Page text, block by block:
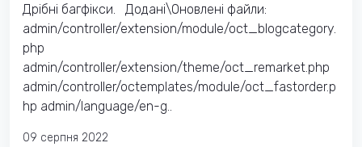
Дрібні багфікси. Додані\Оновлені файли:
admin/controller/extension/module/oct_blogcategory.
php
admin/controller/extension/theme/oct_remarket.php
admin/controller/octemplates/module/oct_fastorder.p
hp admin/language/en-g..
09 серпня 2022